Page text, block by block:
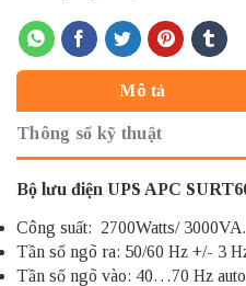
Mô tả
Thông số kỹ thuật
Bộ lưu điện UPS APC
Công suất: 2700Watts/ 3000VA.
Tần số ngõ ra: 50/60 Hz +/- 3
Tần số ngõ vào: 40…70 Hz